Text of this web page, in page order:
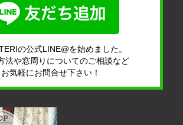
の公式LINE@を始めました。
法や窓周りについてのご相談など
お気軽にお問合せ下さい！